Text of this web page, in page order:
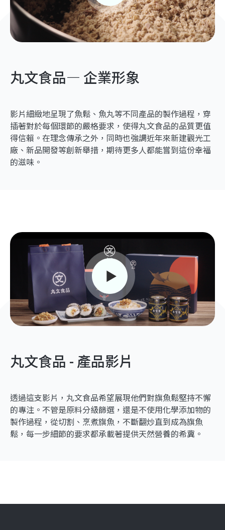
丸文食品— 企業形象
影片細緻地呈現了魚鬆、魚丸等不同產品的製作過程，穿
插著對於每個環節的嚴格要求，使得丸文食品的品質更值
得信賴。在理念傳承之外，同時也強調近年來新建觀光工
廠、新品開發等創新舉措，期待更多人都能嘗到這份幸福
的滋味。
丸文食品 - 產品影片
透過這支影片，丸文食品希望展現他們對旗魚鬆堅持不懈
的專注。不管是原料分級篩選，還是不使用化學添加物的
製作過程，從切割、烹煮旗魚，不斷翻炒直到成為旗魚
鬆，每一步細節的要求都承載著提供天然營養的希冀。